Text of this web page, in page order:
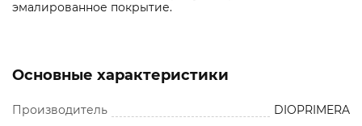
эмалированное покрытие.
Основные характеристики
Производитель DIOPRIMERA